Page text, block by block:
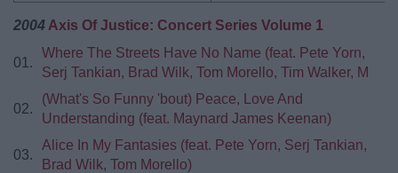
2004 Axis Of Justice: Concert Series Volume 1
01.
Where The Streets Have No Name (feat. Pete Yorn,
Serj Tankian, Brad Wilk, Tom Morello, Tim Walker, M
02.
(What's So Funny 'bout) Peace, Love And
Understanding (feat. Maynard James Keenan)
03.
Alice In My Fantasies (feat. Pete Yorn, Serj Tankian,
Brad Wilk, Tom Morello)